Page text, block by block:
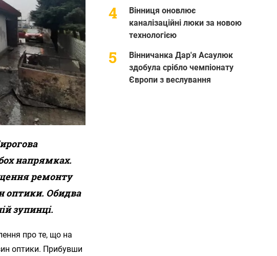
напрямках.
ремонту
оптики. Обидва
зупинці.
про те, що на
оптики. Прибувши
Вінниця оновлює
каналізаційні люки за новою
технологією
Вінничанка Дар'я Асаулюк
здобула срібло чемпіонату
Європи з веслування